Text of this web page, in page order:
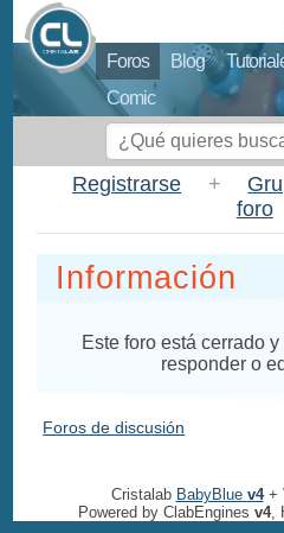
Foros Blog
Comic
Registrarse +
foro
Información
Este foro está cerrado
responder o
Foros de discusión
Cristalab BabyBlue v4+
Powered by ClabEngines v4,